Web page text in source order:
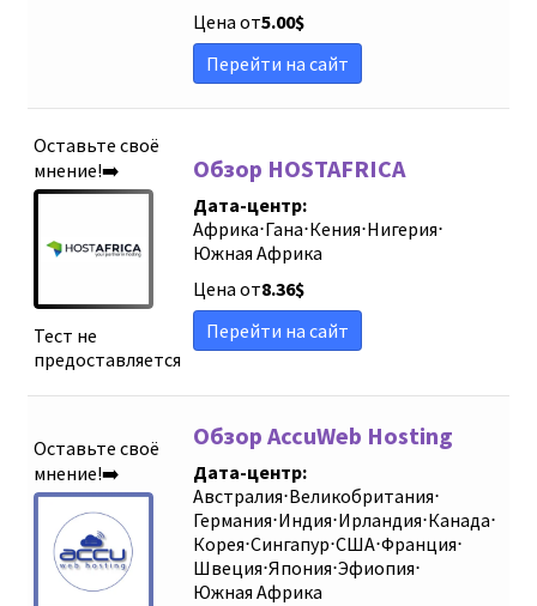
Цена от5.00$
Перейти на сайт
Оставьте своё
мнение!➡️
Тест не
предоставляется
Обзор HOSTAFRICA
Дата-центр:
Африка⋅Гана⋅Кения⋅Нигерия⋅
Южная Африка
Цена от8.36$
Перейти на сайт
Оставьте своё
мнение!➡️
Обзор AccuWeb Hosting
Дата-центр:
Австралия⋅Великобритания⋅
Германия⋅Индия⋅Ирландия⋅Канада⋅
Корея⋅Сингапур⋅США⋅Франция⋅
Швеция⋅Япония⋅Эфиопия⋅
Южная Африка